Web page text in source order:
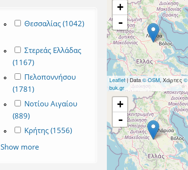
Apply Θεσσαλίας filter
Θεσσαλίας (1042)
Apply Στερεάς Ελλάδας filter
Στερεάς Ελλάδας
(1167) Apply Στερεάς Ελλάδας filter
Apply Πελοποννήσου filter
Πελοποννήσου
(1781) Apply Πελοποννήσου filter
Apply Νοτίου Αιγαίου filter
Νοτίου Αιγαίου
(889)
Apply Κρήτης filter
Κρήτης (1556)Apply Κρήτης filter
Show more
+
-
Leaflet| Data© OSM, Χάρτες©
buk.gr
+
-